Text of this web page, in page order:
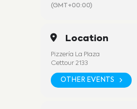
(GMT+00:00)
Location
Pizzería La Plaza
Cettour 2133
OTHER EVENTS